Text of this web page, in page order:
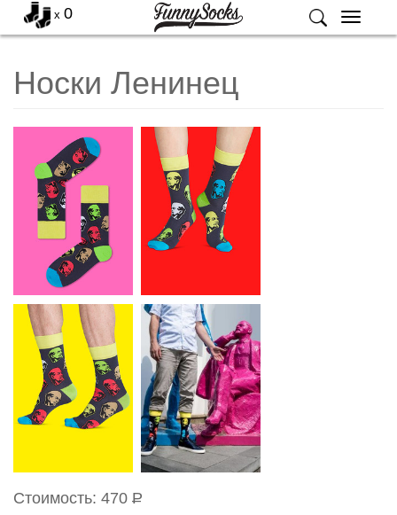
Меню
x 0
Носки Ленинец
Стоимость: 470 Р